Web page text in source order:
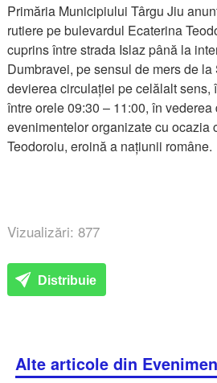
Primăria Municipiului Târgu Jiu
rutiere pe bulevardul Ecaterina
cuprins între strada Islaz până la
Dumbravei, pe sensul de mers de
devierea circulației pe celălalt sens,
între orele 09:30 – 11:00, în vederea
evenimentelor organizate cu ocazia
Teodoroiu, eroină a națiunii române.
Vizualizări: 877
Distribuie
Alte articole din